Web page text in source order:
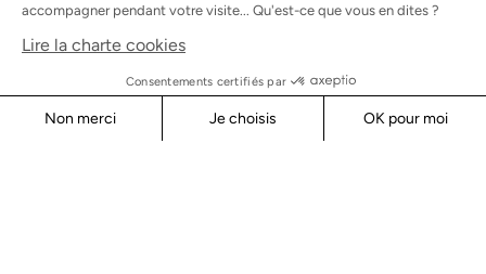
Politique de Confidentialité
accompagner pendant votre visite... Qu'est-ce que vous en dites ?
Lire la charte cookies
Consentements certifiés par
Non merci Je choisis
OK pour moi